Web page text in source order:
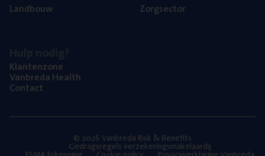
Land­bouw
Zorg­sec­tor
Klan­ten­zo­ne
Van­b­re­da Health
Con­tact
© 2026 Vanbreda Risk & Benefits
Gedragsregels verzekeringsmakelaardij